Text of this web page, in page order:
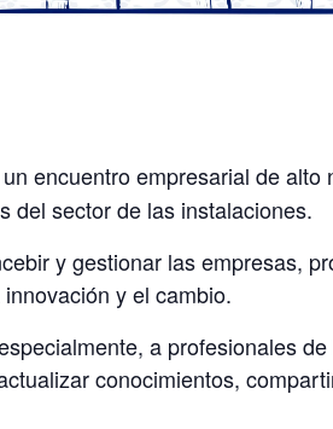
encuentro empresarial de
del sector de las instalaciones.
y gestionar las empresas,
y el cambio.
a profesionales
conocimientos,